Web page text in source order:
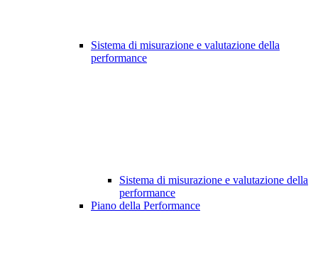
Sistema di misurazione e valutazione della
performance
Sistema di misurazione e valutazione della
performance
Piano della Performance